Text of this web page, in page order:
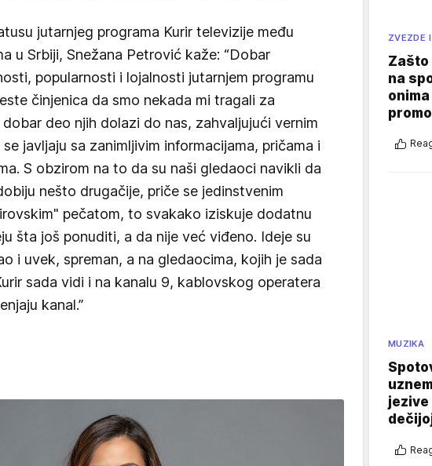
jutarnjeg programa Kurir televizije među
u Srbiji, Snežana Petrović kaže: “Dobar
popularnosti i lojalnosti jutarnjem programu
činjenica da smo nekada mi tragali za
deo njih dolazi do nas, zahvaljujući vernim
javljaju sa zanimljivim informacijama, pričama i
S obzirom na to da su naši gledaoci navikli da
nešto drugačije, priče se jedinstvenim
pečatom, to svakako iziskuje dodatnu
šta još ponuditi, a da nije već viđeno. Ideje su
i uvek, spreman, a na gledaocima, kojih je sada
sada vidi i na kanalu 9, kablovskog operatera
kanal.”
ZVEZDE
Zašto
na
MUZIKA
jezive